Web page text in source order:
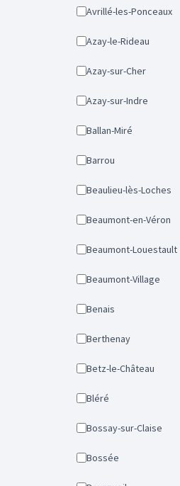
Avrillé-les-Ponceaux
Azay-le-Rideau
Azay-sur-Cher
Azay-sur-Indre
Ballan-Miré
Barrou
Beaulieu-lès-Loches
Beaumont-en-Véron
Beaumont-Louestault
Beaumont-Village
Benais
Berthenay
Betz-le-Château
Bléré
Bossay-sur-Claise
Bossée